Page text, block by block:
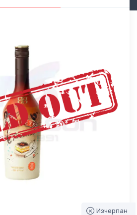
Изчерпан